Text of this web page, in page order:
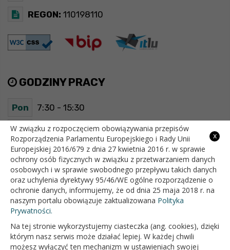
REGON: 110198110
GODZINY PRACY
Pon 7:30 - 15:30
Wt 7:30 - 15:30
Śr 7:30 - 15:30
Czw 7:30 - 15:30
Pt 7:30 - 15:30
OFICJALNY SERWIS INTERNETOWY GMINY BIAŁOPOLE
x
W związku z rozpoczęciem obowiązywania przepisów
Rozporządzenia Parlamentu Europejskiego i Rady Unii
Europejskiej 2016/679 z dnia 27 kwietnia 2016 r. w sprawie
ochrony osób fizycznych w związku z przetwarzaniem danych
osobowych i w sprawie swobodnego przepływu takich danych
oraz uchylenia dyrektywy 95/46/WE ogólne rozporządzenie o
ochronie danych, informujemy, że od dnia 25 maja 2018 r. na
naszym portalu obowiązuje zaktualizowana Polityka
Prywatności.
Na tej stronie wykorzystujemy ciasteczka (ang. cookies), dzięki
którym nasz serwis może działać lepiej. W każdej chwili
możesz wyłączyć ten mechanizm w ustawieniach swojej